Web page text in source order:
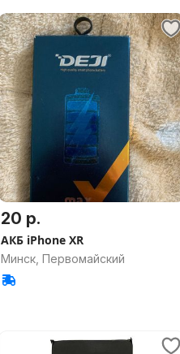
20 р.
АКБ iPhone XR
Минск, Первомайский